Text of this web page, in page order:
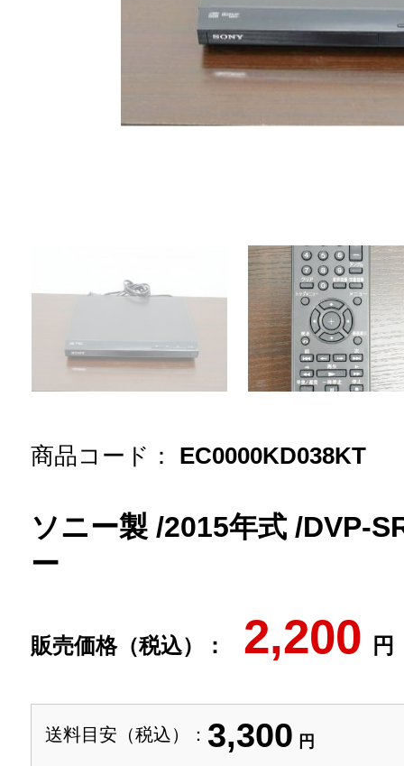
商品コード： EC0000KD038KT
ソニー製 /2015年式 /DVP-
ー
販売価格（税込）： 2,200 円
送料目安（税込）： 3,300 円